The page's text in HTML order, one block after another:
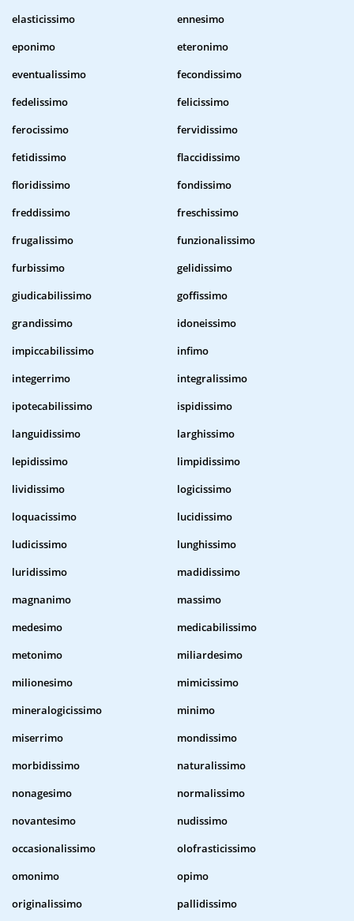
elasticissimo
ennesimo
eponimo
eteronimo
eventualissimo
fecondissimo
fedelissimo
felicissimo
ferocissimo
fervidissimo
fetidissimo
flaccidissimo
floridissimo
fondissimo
freddissimo
freschissimo
frugalissimo
funzionalissimo
furbissimo
gelidissimo
giudicabilissimo
goffissimo
grandissimo
idoneissimo
impiccabilissimo
infimo
integerrimo
integralissimo
ipotecabilissimo
ispidissimo
languidissimo
larghissimo
lepidissimo
limpidissimo
lividissimo
logicissimo
loquacissimo
lucidissimo
ludicissimo
lunghissimo
luridissimo
madidissimo
magnanimo
massimo
medesimo
medicabilissimo
metonimo
miliardesimo
milionesimo
mimicissimo
mineralogicissimo
minimo
miserrimo
mondissimo
morbidissimo
naturalissimo
nonagesimo
normalissimo
novantesimo
nudissimo
occasionalissimo
olofrasticissimo
omonimo
opimo
originalissimo
pallidissimo